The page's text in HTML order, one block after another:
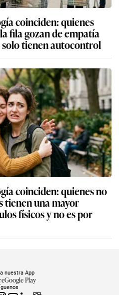
coinciden: quienes
fila gozan de empatía
tienen autocontrol
coinciden: quienes no
tienen una mayor
físicos y no es por
nuestra App
Google Play